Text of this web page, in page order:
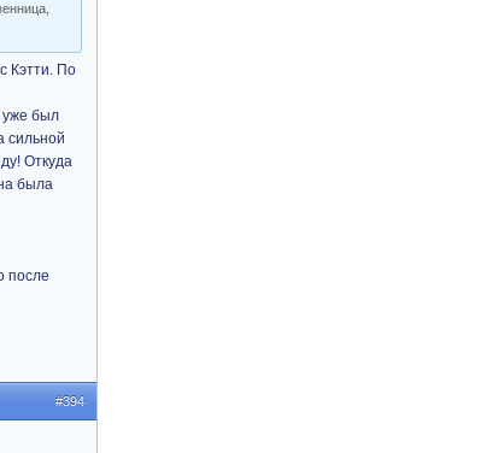
Кэтти. По
уже был
сильной
Откуда
была
после
#394